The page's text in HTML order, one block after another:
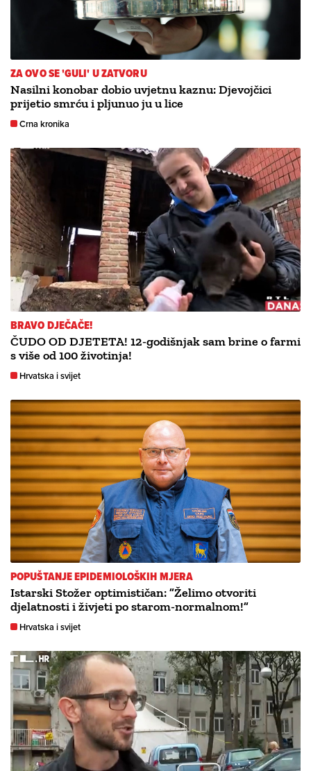
ZA OVO SE 'GULI' U ZATVORU
Nasilni konobar dobio uvjetnu kaznu: Djevojčici
prijetio smrću i pljunuo ju u lice
Crna kronika
BRAVO DJEČAČE!
ČUDO OD DJETETA! 12-godišnjak sam brine o farmi
s više od 100 životinja!
Hrvatska i svijet
POPUŠTANJE EPIDEMIOLOŠKIH MJERA
Istarski Stožer optimističan: ”Želimo otvoriti
djelatnosti i živjeti po starom-normalnom!”
Hrvatska i svijet